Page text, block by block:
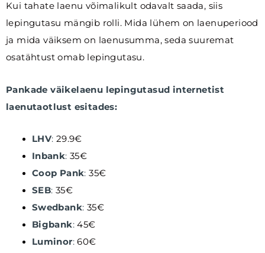
Kui tahate laenu võimalikult odavalt saada, siis
lepingutasu mängib rolli. Mida lühem on laenuperiood
ja mida väiksem on laenusumma, seda suuremat
osatähtust omab lepingutasu.
Pankade väikelaenu lepingutasud internetist
laenutaotlust esitades:
LHV: 29.9€
Inbank: 35€
Coop Pank: 35€
SEB: 35€
Swedbank: 35€
Bigbank:45€
Luminor:60€